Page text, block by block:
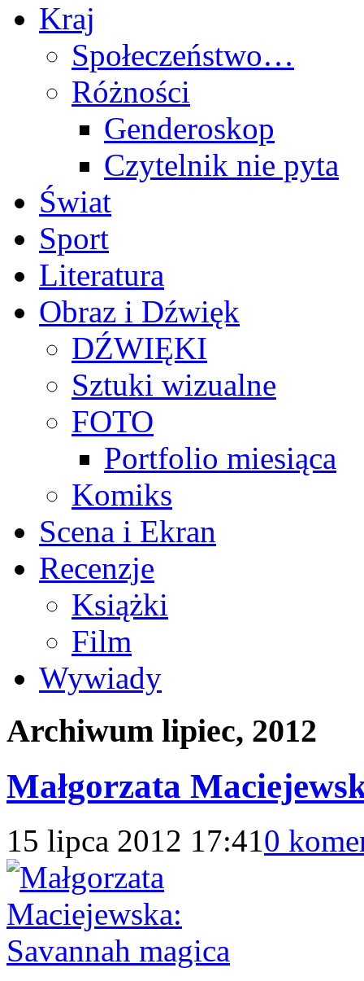
Kraj
Społeczeństwo…
Różności
Genderoskop
Czytelnik nie pyta
Świat
Sport
Literatura
Obraz i Dźwięk
DŹWIĘKI
Sztuki wizualne
FOTO
Portfolio miesiąca
Komiks
Scena i Ekran
Recenzje
Książki
Film
Wywiady
Archiwum lipiec, 2012
Małgorzata
15 lipca 2012 17:410